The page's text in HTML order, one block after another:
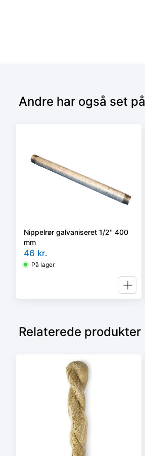
Andre har også set på
Nippelrør galvaniseret 1/2'' 400
mm
46 kr.
På lager
Relaterede produkter